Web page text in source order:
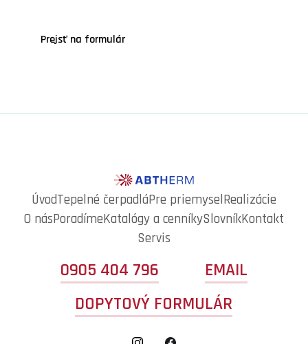
Prejsť na formulár
ÚvodTepelné čerpadláPre priemyselRealizácie
O násPoradímeKatalógy a cenníkySlovníkKontakt
Servis
0905 404 796
EMAIL
DOPYTOVÝ FORMULÁR